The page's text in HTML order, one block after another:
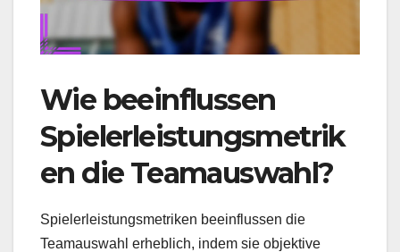
Wie beeinflussen
Spielerleistungsmetrik
en die Teamauswahl?
Spielerleistungsmetriken beeinflussen die
Teamauswahl erheblich, indem sie objektive